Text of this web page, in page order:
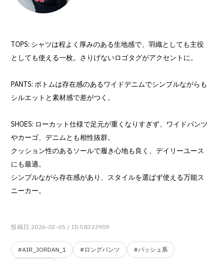
TOPS: シャツは程よく厚みのある生地感で、羽織としても主役
としても使える一枚。さりげないロゴタグがアクセントに。
PANTS: ボトムは存在感のあるワイドデニムでシンプルながらも
シルエットと素材感で差がつく。
SHOES: ローカット仕様で足元が重くなりすぎず、ワイドパンツ
やカーゴ、デニムとも相性抜群。
クッション性のあるソールで履き心地も良く、デイリーユース
にも最適。
シンプルながら存在感があり、スタイルを選ばず使える万能ス
ニーカー。
投稿日:2026-02-05 / ID:58323909
#AIR_JORDAN_1 #ロングパンツ #バッシュ系